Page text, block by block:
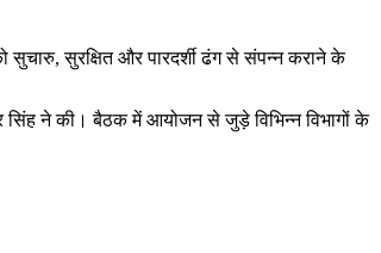
सुचारु, सुरक्षित और पारदर्शी ढंग से संपन्न कराने के
ने की। बैठक में आयोजन से जुड़े विभिन्न विभागों के